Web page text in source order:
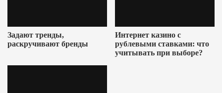
Задают тренды,
раскручивают бренды
Интернет казино с
рублевыми ставками: что
учитывать при выборе?